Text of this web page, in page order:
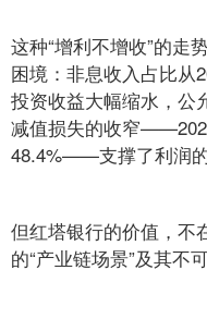
这种“增利不增收”的走
困境：非息收入占比从
投资收益大幅缩水，公
减值损失的收窄
48.4%——支撑了利润的
但红塔银行的价值，不
的“产业链场景”及其不